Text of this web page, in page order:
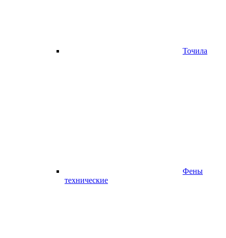
Точила
Фены
технические